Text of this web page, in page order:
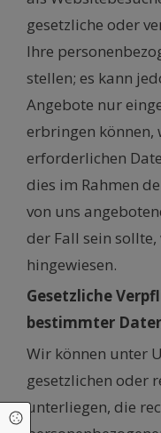
gesetzliche oder
Ihre
stellen; es kann
Angebote nur
erbringen können,
erforderlichen
dies im Rahmen
von uns
der Fall sein
hingewiesen.
Gesetzliche
bestimmter
Wir können unter
gesetzlichen oder
unterliegen, die
Cookie Einstellungen